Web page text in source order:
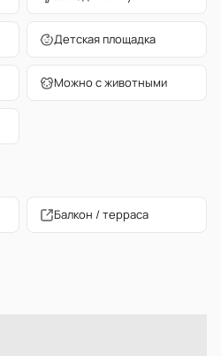
Детская площадка
Можно с животными
Балкон / терраса